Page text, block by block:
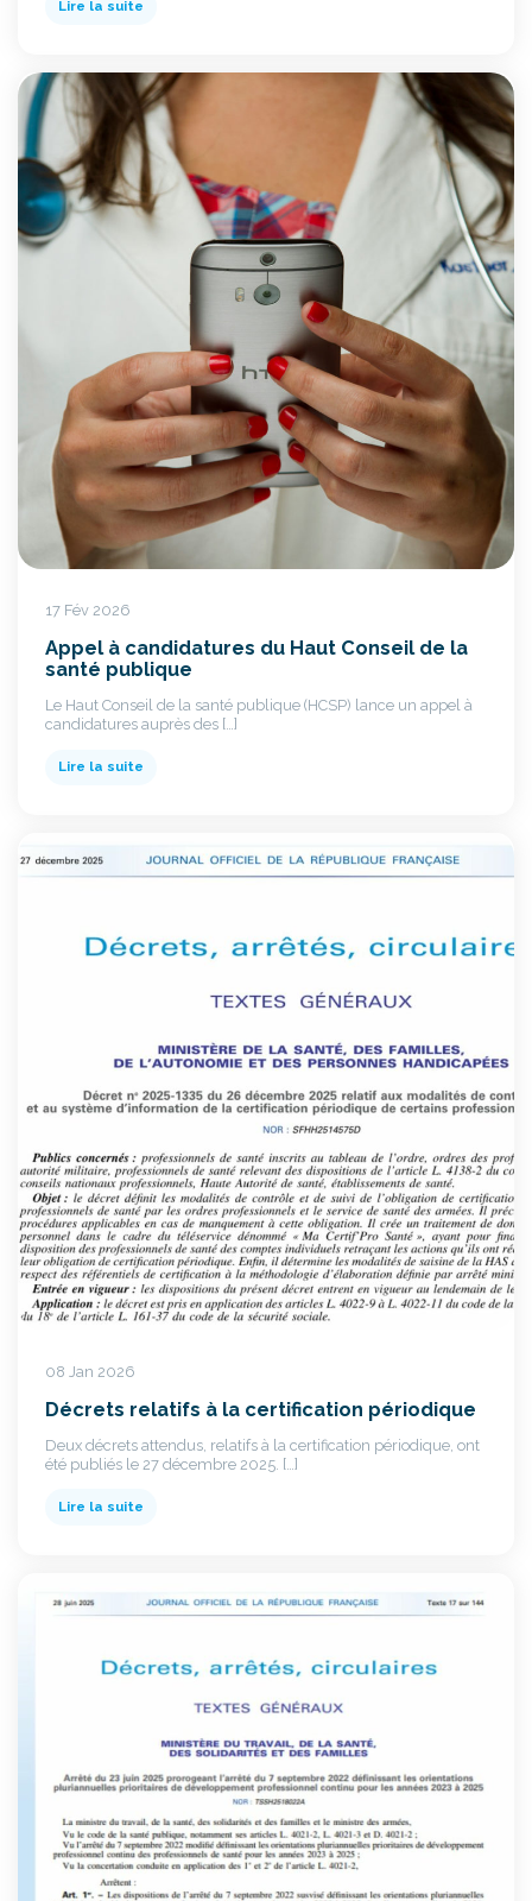
Lire la suite
17 Fév 2026
Appel à candidatures du Haut Conseil de la
santé publique
Le Haut Conseil de la santé publique (HCSP) lance un appel à
candidatures auprès des […]
Lire la suite
08 Jan 2026
Décrets relatifs à la certification périodique
Deux décrets attendus, relatifs à la certification périodique, ont
été publiés le 27 décembre 2025. […]
Lire la suite